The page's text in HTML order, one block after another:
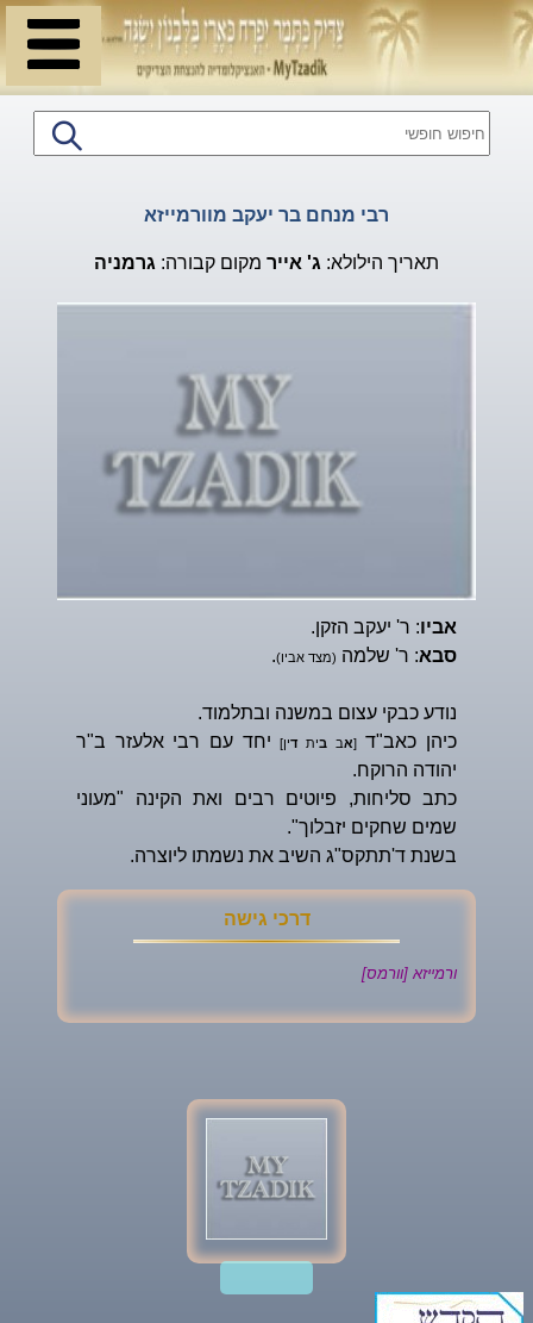
רבי מנחם בר יעקב מוורמייזא
תאריך הילולא: ג' אייר מקום קבורה: גרמניה
אביו: ר' יעקב הזקן.
סבא: ר' שלמה (מצד אביו).
נודע כבקי עצום במשנה ובתלמוד.
כיהן כאב"ד[אב בית דין]יחד עם רבי אלעזר ב"ר
יהודה הרוקח.
כתב סליחות, פיוטים רבים ואת הקינה "מעוני
שמים שחקים יזבלוך".
בשנת ד'תתקס"ג השיב את נשמתו ליוצרה.
דרכי גישה
ורמייזא [וורמס]